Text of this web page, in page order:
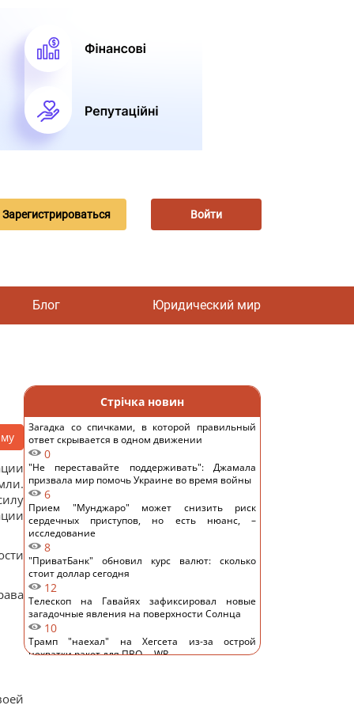
Зарегистрироваться Войти
Блог Юридический мир
Стрічка новин
Загадка со спичками, в которой правильный
ответ скрывается в одном движении
0
"Не переставайте поддерживать": Джамала
призвала мир помочь Украине во время войны
6
Прием "Мунджаро" может снизить риск
сердечных приступов, но есть нюанс, –
исследование
8
"ПриватБанк" обновил курс валют: сколько
стоит доллар сегодня
12
Телескоп на Гавайях зафиксировал новые
загадочные явления на поверхности Солнца
10
Трамп "наехал" на Хегсета из-за острой
нехватки ракет для ПВО, – WP